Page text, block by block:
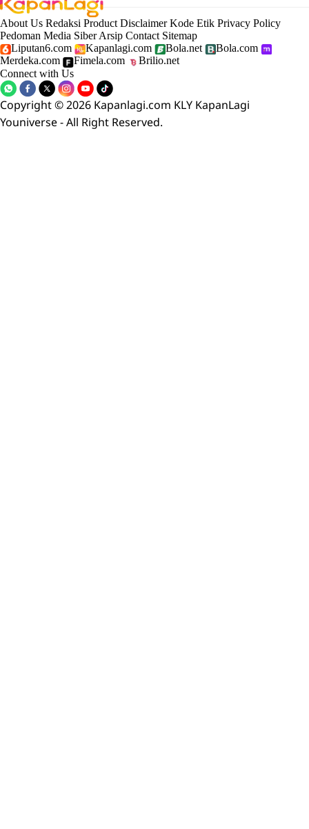
About Us Redaksi Product Disclaimer Kode Etik Privacy Policy
Pedoman Media Siber Arsip Contact Sitemap
Liputan6.com
Kapanlagi.com Bola.net
Bola.com
Merdeka.com
Fimela.com
Brilio.net
Connect with Us
Copyright © 2026 Kapanlagi.com KLY KapanLagi
Youniverse - All Right Reserved.